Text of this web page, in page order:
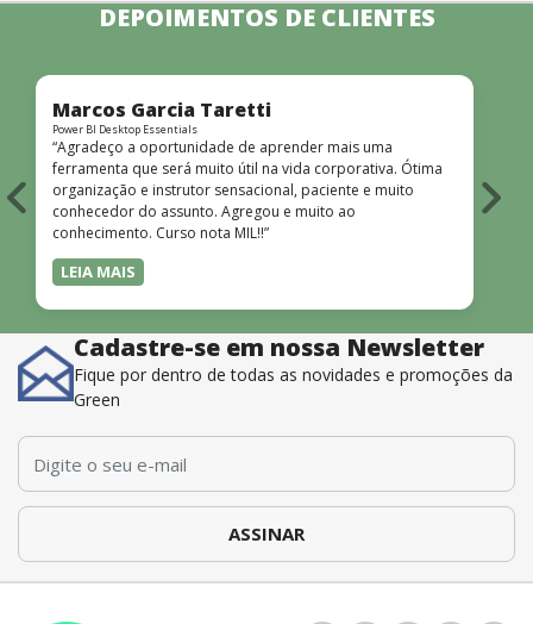
DEPOIMENTOS DE CLIENTES
Marcos Garcia Taretti
Power BI Desktop Essentials
“Agradeço a oportunidade de aprender mais uma
ferramenta que será muito útil na vida corporativa. Ótima
organização e instrutor sensacional, paciente e muito
conhecedor do assunto. Agregou e muito ao
conhecimento. Curso nota MIL!!”
LEIA MAIS
Cadastre-se em nossa Newsletter
Fique por dentro de todas as novidades e promoções da
Green
E-mail